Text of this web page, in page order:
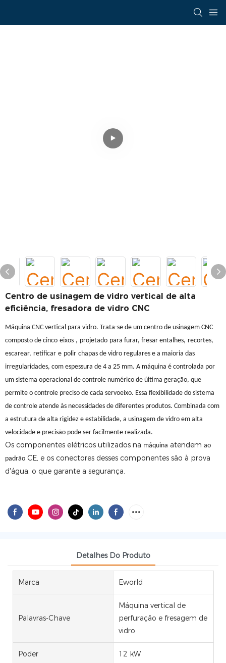
Centro de usinagem de vidro vertical de alta
eficiência, fresadora de vidro CNC
Máquina CNC vertical para vidro. Trata-se de um centro de usinagem CNC
composto de cinco eixos , projetado para furar, fresar entalhes, recortes,
escarear, retificar e polir chapas de vidro regulares e a maioria das
irregularidades, com espessura de 4 a 25 mm. A máquina é controlada por
um sistema operacional de controle numérico de última geração, que
permite o controle preciso de cada servoeixo. Essa flexibilidade do sistema
de controle atende às necessidades de diferentes produtos. Combinada com
a estrutura de alta rigidez e estabilidade, a usinagem de vidro em alta
velocidade e precisão pode ser facilmente realizada.
Os componentes elétricos utilizados na máquina atendem ao
padrão CE, e os conectores desses componentes são à prova
d'água, o que garante a segurança.
Detalhes Do Produto
Marca Eworld
Palavras-Chave
Máquina vertical de
perfuração e fresagem de
vidro
Poder 12 kW